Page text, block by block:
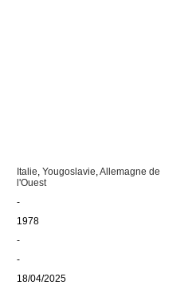
Italie Yougoslavie Allemagne de
l'Ouest
-
1978
-
-
18/04/2025